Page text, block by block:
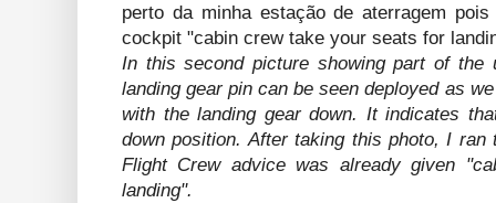
perto da minha estação de aterragem
cockpit "cabin crew take your seats for
In this second picture showing part of the
landing gear pin can be seen deployed as
with the landing gear down. It indicates
down position. After taking this photo, I
Flight Crew advice was already given
landing".